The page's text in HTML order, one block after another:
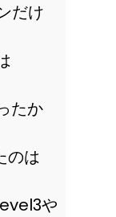
だけ
たか
は
や